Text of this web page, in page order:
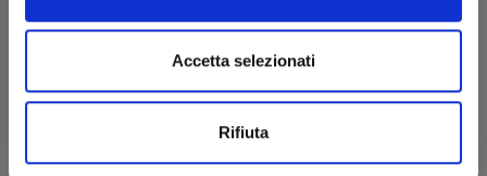
Accetta selezionati
Rifiuta
€ 6,90